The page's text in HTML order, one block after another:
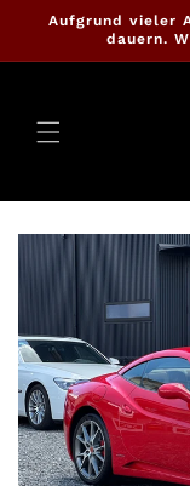
zum
Aufgrund vieler
dauern.